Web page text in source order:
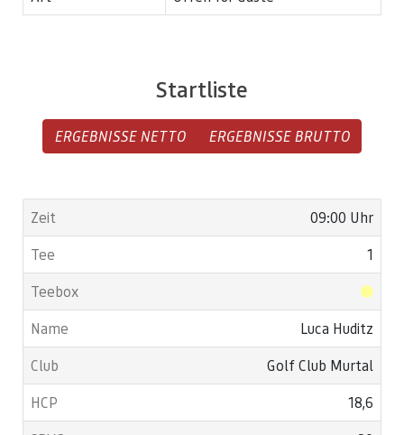
Startliste
ERGEBNISSE NETTO ERGEBNISSE BRUTTO
09:00 Uhr
1
Luca Huditz
Golf Club Murtal
18,6